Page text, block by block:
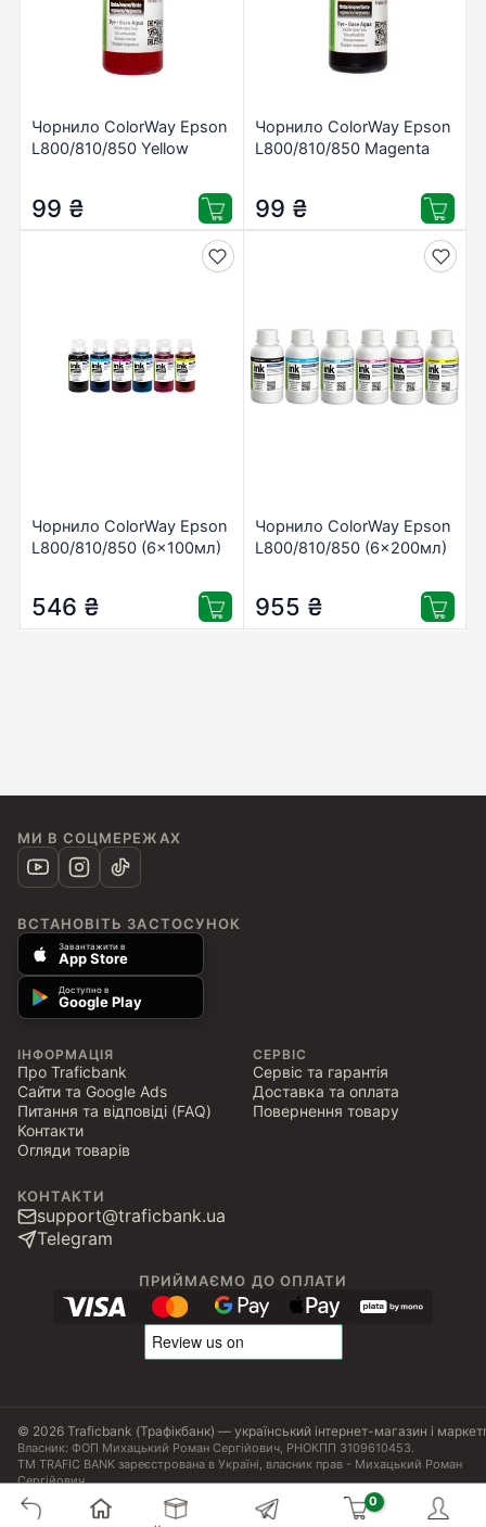
Чорнило ColorWay Epson
L800/810/850 Yellow
99 ₴
Чорнило ColorWay Epson
L800/810/850 Magenta
99 ₴
Чорнило ColorWay Epson
L800/810/850 (6×100мл)
546 ₴
Чорнило ColorWay Epson
L800/810/850 (6×200мл)
955 ₴
МИ В СОЦМЕРЕЖАХ
ВСТАНОВІТЬ ЗАСТОСУНОК
Завантажити в
App Store
Доступно в
Google Play
ІНФОРМАЦІЯ
Про Traficbank
Сайти та Google Ads
Питання та відповіді (FAQ)
Контакти
Огляди товарів
СЕРВІС
Сервіс та гарантія
Доставка та оплата
Повернення товару
КОНТАКТИ
support@traficbank.ua
Telegram
ПРИЙМАЄМО ДО ОПЛАТИ
© 2026 Traficbank (Трафікбанк) — український інтернет-магазин і
Власник: ФОП Михацький Роман Сергійович, РНОКПП 3109610453.
ТМ TRAFIC BANK зареєстрована в Україні, власник прав - Михацький Роман
Сергійович.
Угода користувача Політика конфіденційності
Публічна оферта